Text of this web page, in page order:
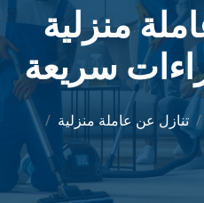
منزلية
سريعة
تنازل عن عاملة منزلية